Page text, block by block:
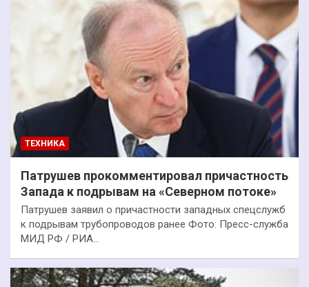
ТЕХНИКА
Патрушев прокомментировал причастность
Запада к подрывам на «Северном потоке»
Патрушев заявил о причастности западных спецслужб
к подрывам трубопроводов ранее Фото: Пресс-служба
МИД РФ / РИА…